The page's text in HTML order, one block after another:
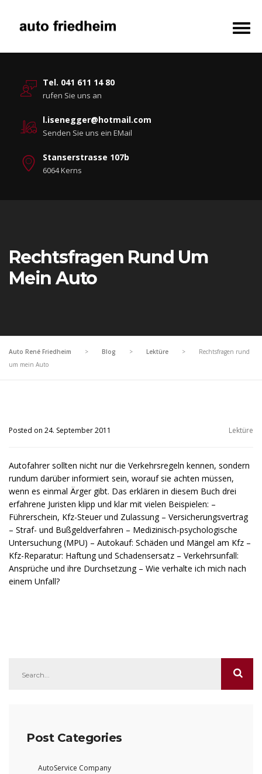
Tel. 041 611 14 80
rufen Sie uns an
l.isenegger@hotmail.com
Senden Sie uns ein EMail
Stanserstrasse 107b
6064 Kerns
Rechtsfragen Rund Um
Mein Auto
Auto René Friedheim > Blog > Lektüre >
Rechtsfragen rund
um mein Auto
Posted on 24. September 2011 Lektüre
Autofahrer sollten nicht nur die Verkehrsregeln kennen, sondern
rundum darüber informiert sein, worauf sie achten müssen,
wenn es einmal Ärger gibt. Das erklären in diesem Buch drei
erfahrene Juristen klipp und klar mit vielen Beispielen: –
Führerschein, Kfz-Steuer und Zulassung – Versicherungsvertrag
– Straf- und Bußgeldverfahren – Medizinisch-psychologische
Untersuchung (MPU) – Autokauf: Schäden und Mängel am Kfz –
Kfz-Reparatur: Haftung und Schadensersatz – Verkehrsunfall:
Ansprüche und ihre Durchsetzung – Wie verhalte ich mich nach
einem Unfall?
Post Categories
AutoService Company